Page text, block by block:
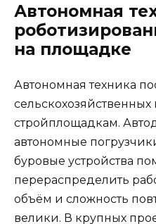
Автономная
на площадке
Автономная техника
стройплощадкам.
автономные
буровые устройства
перераспределить
объём и сложность
велики. В крупных